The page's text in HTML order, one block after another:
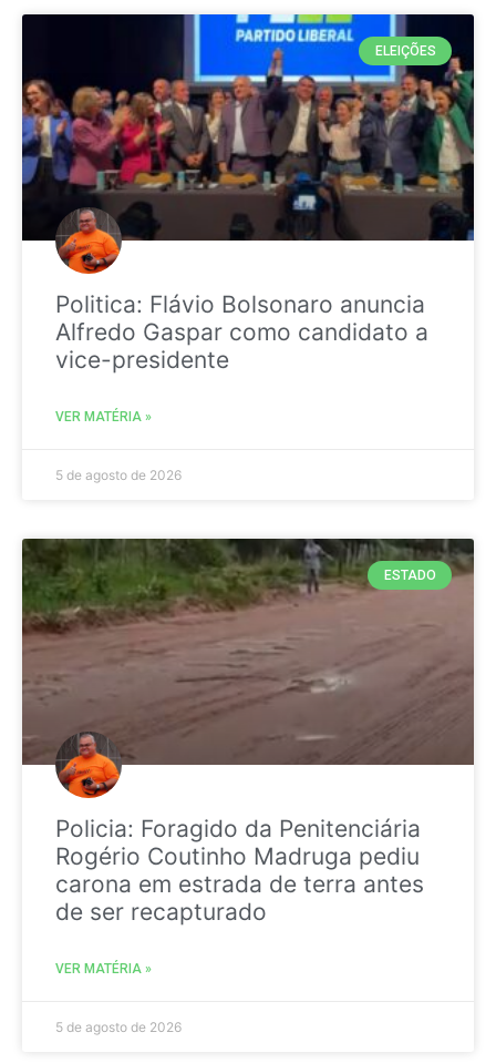
ELEIÇÕES
Politica: Flávio Bolsonaro anuncia
Alfredo Gaspar como candidato a
vice-presidente
VER MATÉRIA »
5 de agosto de 2026
ESTADO
Policia: Foragido da Penitenciária
Rogério Coutinho Madruga pediu
carona em estrada de terra antes
de ser recapturado
VER MATÉRIA »
5 de agosto de 2026